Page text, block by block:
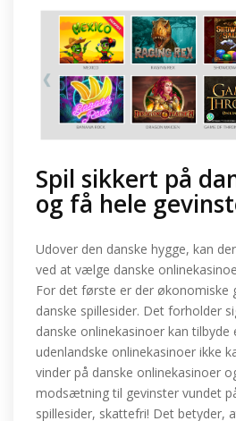
Spil sikkert på
og få hele
Udover den danske hygge, kan
ved at vælge danske
For det første er der økonomiske
danske spillesider. Det forholder
danske onlinekasinoer kan
udenlandske onlinekasinoer ikke
vinder på danske onlinekasinoer
modsætning til gevinster vundet
spillesider, skattefri! Det betyder,